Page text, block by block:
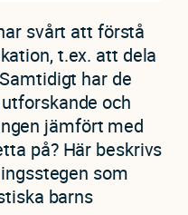
svårt att förstå
t.ex. att dela
har de
och
jämfört med
på? Här beskrivs
som
barns